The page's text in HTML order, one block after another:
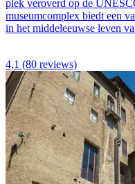
plek veroverd op de
museumcomplex biedt een
in het middeleeuwse leven
4,1 (80 reviews)